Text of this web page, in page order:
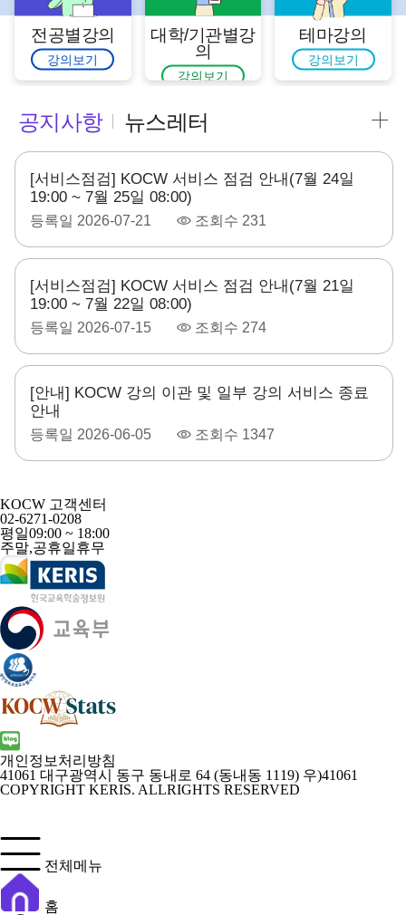
전공별강의
강의보기
대학/기관별강
의
강의보기
테마강의
강의보기
공지사항 뉴스레터
[서비스점검] KOCW 서비스 점검 안내(7월 24일
19:00 ~ 7월 25일 08:00)
등록일 2026-07-21 조회수 231
[서비스점검] KOCW 서비스 점검 안내(7월 21일
19:00 ~ 7월 22일 08:00)
등록일 2026-07-15 조회수 274
[안내] KOCW 강의 이관 및 일부 강의 서비스 종료
안내
등록일 2026-06-05 조회수 1347
KOCW 고객센터
02-6271-0208
평일09:00 ~ 18:00
주말,공휴일휴무
개인정보처리방침
41061 대구광역시 동구 동내로 64 (동내동 1119) 우)41061
COPYRIGHT KERIS. ALLRIGHTS RESERVED
전체메뉴
홈